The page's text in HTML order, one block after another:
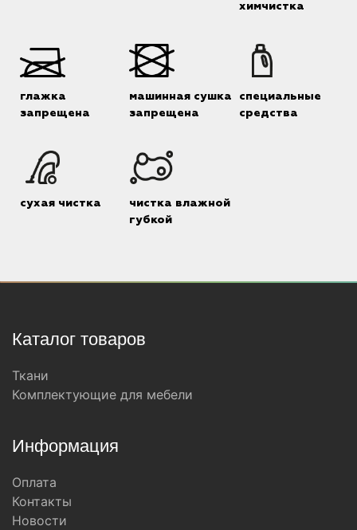
химчистка
глажка
запрещена
машинная сушка
запрещена
специальные
средства
сухая чистка
чистка влажной
губкой
Каталог товаров
Ткани
Комплектующие для мебели
Информация
Оплата
Контакты
Новости